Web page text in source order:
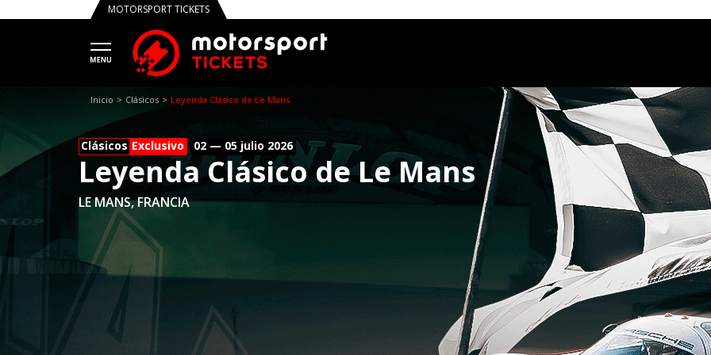
MOTORSPORT TICKETS
Inicio Clásicos Leyenda Clásico de Le Mans
Clásicos Exclusivo 02 — 05 julio 2026
Leyenda Clásico de Le Mans
LE MANS, FRANCIA